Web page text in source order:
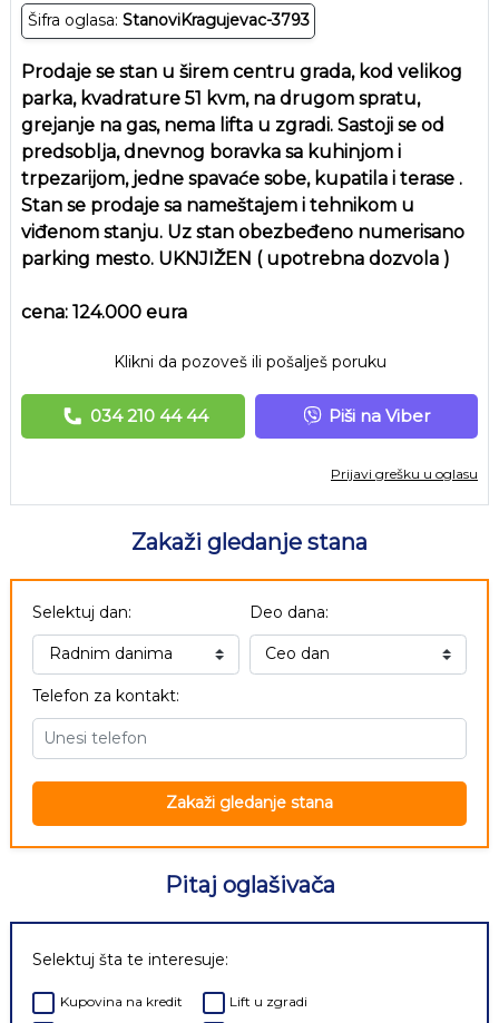
Šifra oglasa: StanoviKragujevac-3793
Prodaje se stan u širem centru grada, kod velikog
parka, kvadrature 51 kvm, na drugom spratu,
grejanje na gas, nema lifta u zgradi. Sastoji se od
predsoblja, dnevnog boravka sa kuhinjom i
trpezarijom, jedne spavaće sobe, kupatila i terase .
Stan se prodaje sa nameštajem i tehnikom u
viđenom stanju. Uz stan obezbeđeno numerisano
parking mesto. UKNJIŽEN ( upotrebna dozvola )
cena: 124.000 eura
Klikni da pozoveš ili pošalješ poruku
034 210 44 44 Piši na Viber
Prijavi grešku u oglasu
Zakaži gledanje stana
Selektuj dan: Deo dana:
Telefon za kontakt:
Zakaži gledanje stana
Pitaj oglašivača
Selektuj šta te interesuje:
Kupovina na kredit
Lift u zgradi